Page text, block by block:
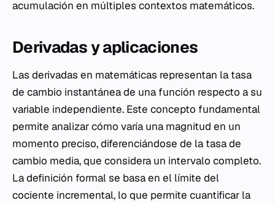
acumulación en múltiples contextos matemáticos.
Derivadas y aplicaciones
Las derivadas en matemáticas representan la tasa
de cambio instantánea de una función respecto a su
variable independiente. Este concepto fundamental
permite analizar cómo varía una magnitud en un
momento preciso, diferenciándose de la tasa de
cambio media, que considera un intervalo completo.
La definición formal se basa en el límite del
cociente incremental, lo que permite cuantificar la